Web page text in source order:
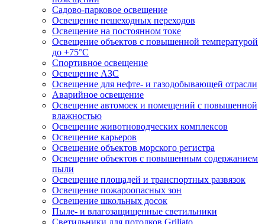
Садово-парковое освещение
Освещение пешеходных переходов
Освещение на постоянном токе
Освещение объектов с повышенной температурой
до +75°C
Спортивное освещение
Освещение АЗС
Освещение для нефте- и газодобывающей отрасли
Аварийное освещение
Освещение автомоек и помещений с повышенной
влажностью
Освещение животноводческих комплексов
Освещение карьеров
Освещение объектов морского регистра
Освещение объектов с повышенным содержанием
пыли
Освещение площадей и транспортных развязок
Освещение пожароопасных зон
Освещение школьных досок
Пыле- и влагозащищенные светильники
Светильники для потолков Griliato